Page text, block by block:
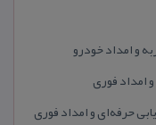
امداد فوری
حرفه‌ای و امداد فوری